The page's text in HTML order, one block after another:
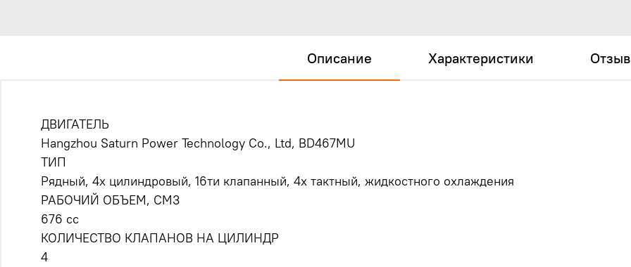
Описание Характеристики
ДВИГАТЕЛЬ
Hangzhou Saturn Power Technology Co., Ltd, BD467MU
ТИП
Рядный, 4х цилиндровый, 16ти клапанный, 4х тактный, жидкостного охлаждения
РАБОЧИЙ ОБЪЕМ, СМ3
676 cc
КОЛИЧЕСТВО КЛАПАНОВ НА ЦИЛИНДР
4